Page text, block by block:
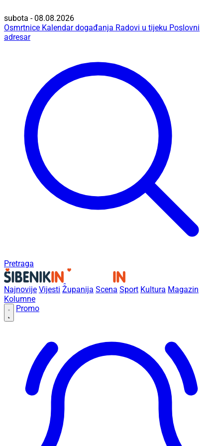
subota - 08.08.2026
Osmrtnice Kalendar događanja Radovi u tijeku Poslovni
adresar
Pretraga
Najnovije Vijesti Županija Scena Sport Kultura Magazin
Kolumne
Promo